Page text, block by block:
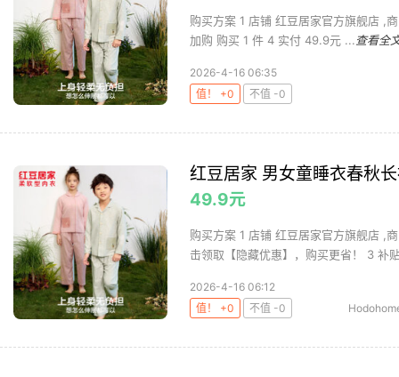
购买方案 1 店铺 红豆居家官方旗舰店 ,
加购 购买 1 件 4 实付 49.9元 ... 查看全
2026-4-16 06:35
值！ +0
不值 -0
红豆居家 男女童睡衣春秋
49.9元
购买方案 1 店铺 红豆居家官方旗舰店 ,
击领取【隐藏优惠】，购买更省！ 3 补
2026-4-16 06:12
值！ +0
不值 -0